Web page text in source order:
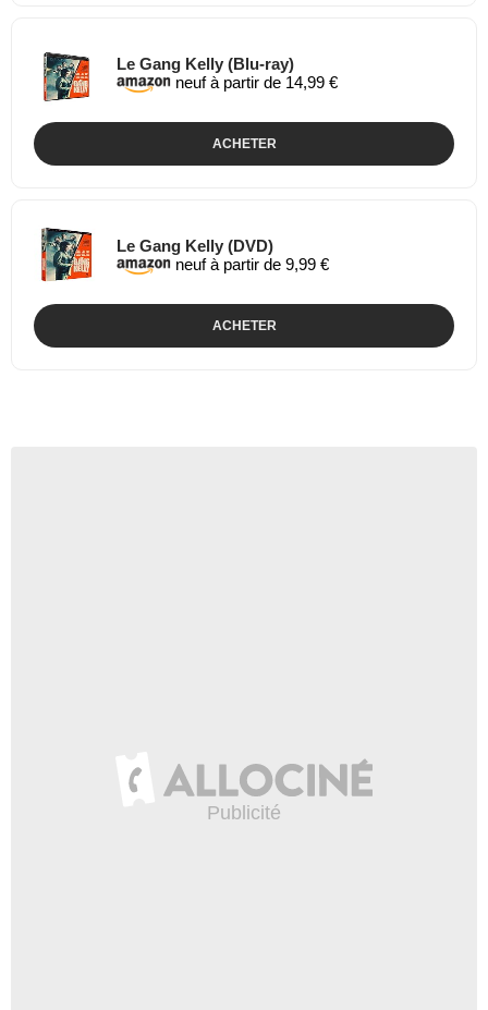
Le Gang Kelly (Blu-ray)
neuf à partir de 14,99 €
ACHETER
Le Gang Kelly (DVD)
neuf à partir de 9,99 €
ACHETER